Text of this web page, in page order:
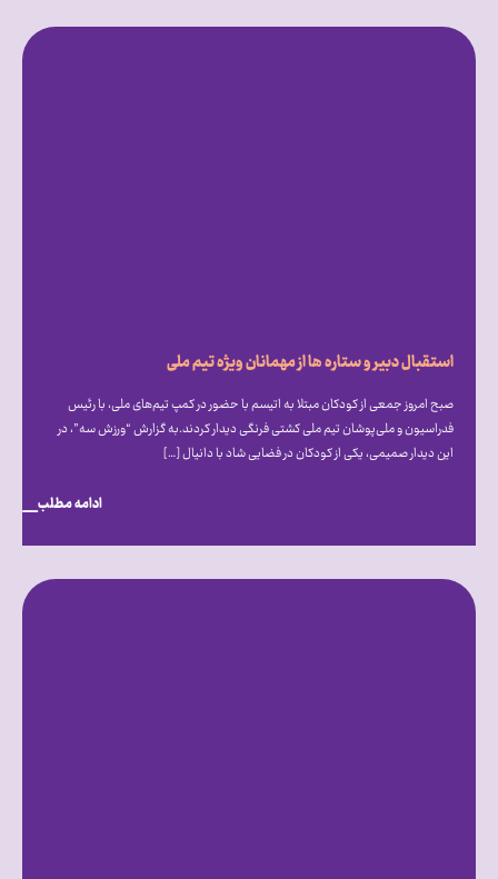
استقبال دبیر و ستاره ها از مهمانان ویژه تیم ملی
صبح امروز جمعی از کودکان مبتلا به اتیسم با حضور در کمپ تیم‌های ملی، با رئیس
فدراسیون و ملی‌پوشان تیم ملی کشتی فرنگی دیدار کردند.به گزارش “ورزش سه”، در
این دیدار صمیمی، یکی از کودکان در فضایی شاد با دانیال […]
ادامه مطلب